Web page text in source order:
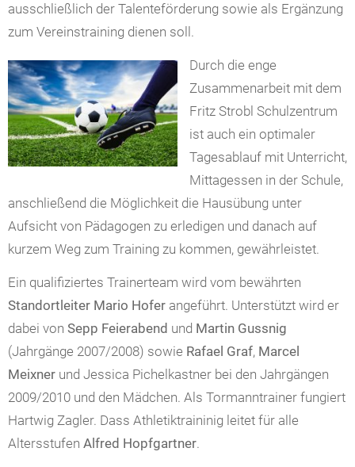
ausschließlich der Talenteförderung sowie als Ergänzung
zum Vereinstraining dienen soll.
Durch die enge
Zusammenarbeit mit dem
Fritz Strobl Schulzentrum
ist auch ein optimaler
Tagesablauf mit Unterricht,
Mittagessen in der Schule,
anschließend die Möglichkeit die Hausübung unter
Aufsicht von Pädagogen zu erledigen und danach auf
kurzem Weg zum Training zu kommen, gewährleistet.
Ein qualifiziertes Trainerteam wird vom bewährten
Standortleiter Mario Hofer angeführt. Unterstützt wird er
dabei von Sepp Feierabend und Martin Gussnig
(Jahrgänge 2007/2008) sowie Rafael Graf, Marcel
Meixner und Jessica Pichelkastner bei den Jahrgängen
2009/2010 und den Mädchen. Als Tormanntrainer fungiert
Hartwig Zagler. Dass Athletiktraininig leitet für alle
Altersstufen Alfred Hopfgartner.